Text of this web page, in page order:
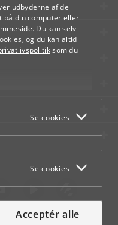
udbyderne af de
på din computer eller
Du kan selv
og du kan altid
som du
Se cookies
Se cookies
Acceptér alle